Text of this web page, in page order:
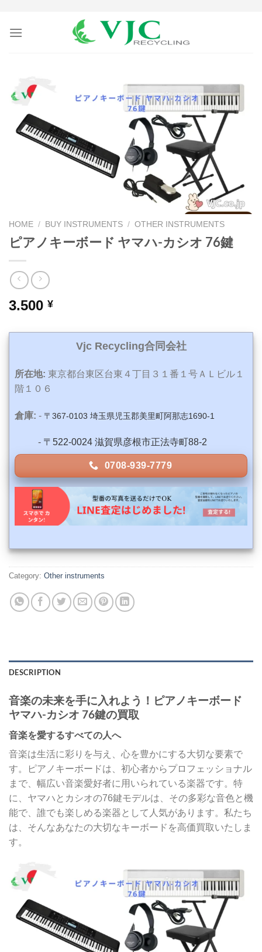
HOME / BUY INSTRUMENTS / OTHER INSTRUMENTS
ピアノキーボード ヤマハ-カシオ 76鍵
3.500 ¥
Vjc Recycling合同会社
所在地: 東京都台東区台東４丁目３１番１号ＡＬビル１
階１０６
倉庫: - 〒367-0103 埼玉県児玉郡美里町阿那志1690-1
- 〒522-0024 滋賀県彦根市正法寺町88-2
0708-939-7779
Category: Other instruments
DESCRIPTION
音楽の未来を手に入れよう！ピアノキーボード
ヤマハ-カシオ 76鍵の買取
音楽を愛するすべての人へ
音楽は生活に彩りを与え、心を豊かにする大切な要素で
す。ピアノキーボードは、初心者からプロフェッショナル
まで、幅広い音楽愛好者に用いられている楽器です。特
に、ヤマハとカシオの76鍵モデルは、その多彩な音色と機
能で、誰でも楽しめる楽器として人気があります。私たち
は、そんなあなたの大切なキーボードを高価買取いたしま
す。